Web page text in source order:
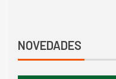
NOVEDADES